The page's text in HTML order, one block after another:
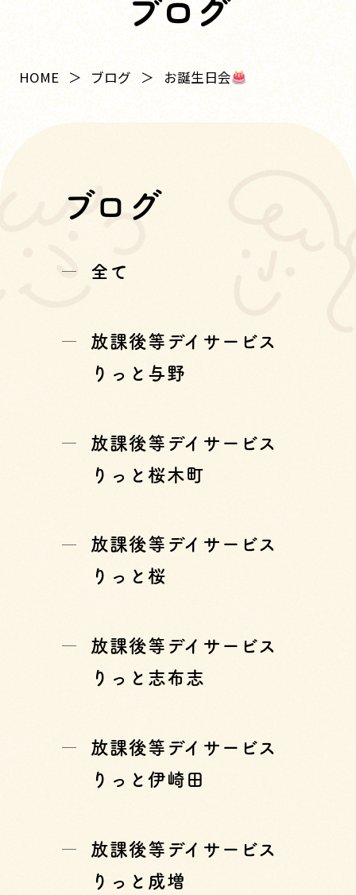
ブログ
HOME ブログ お誕生日会
ブログ
全て
放課後等デイサービス
りっと与野
放課後等デイサービス
りっと桜木町
放課後等デイサービス
りっと桜
放課後等デイサービス
りっと志布志
放課後等デイサービス
りっと伊崎田
放課後等デイサービス
りっと成増